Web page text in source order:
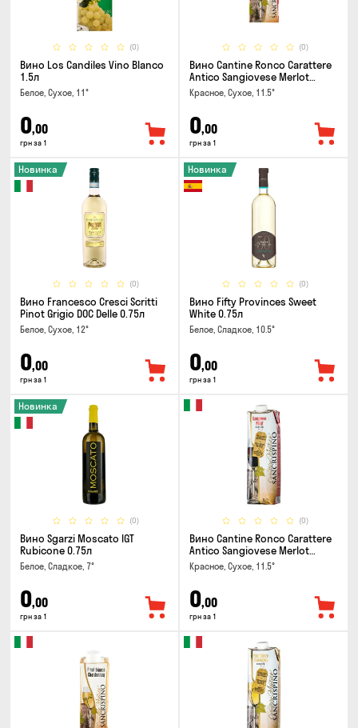
(0)
Вино Los Candiles Vino Blanco
1.5л
Белое, Сухое, 11°
0,00
грн за 1
(0)
Вино Cantine Ronco Carattere
Antico Sangiovese Merlot
Rubicone IGT 0.25л
Красное, Сухое, 11.5°
0,00
грн за 1
(0)
Новинка
Вино Francesco Cresci Scritti
Pinot Grigio DOC Delle 0.75л
Белое, Сухое, 12°
0,00
грн за 1
(0)
Новинка
Вино Fifty Provinces Sweet
White 0.75л
Белое, Сладкое, 10.5°
0,00
грн за 1
(0)
Новинка
Вино Sgarzi Moscato IGT
Rubicone 0.75л
Белое, Сладкое, 7°
0,00
грн за 1
(0)
Вино Cantine Ronco Carattere
Antico Sangiovese Merlot
Rubicone IGT 1л
Красное, Сухое, 11.5°
0,00
грн за 1